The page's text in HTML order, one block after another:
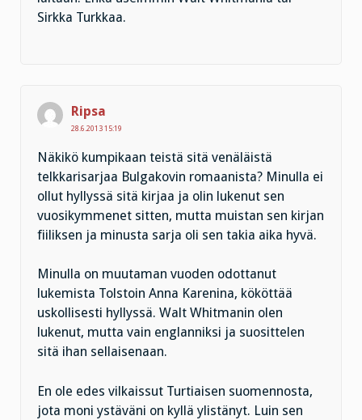
Sirkka Turkkaa.
Ripsa
28.6.2013 15:19
Näkikö kumpikaan teistä sitä venäläistä
telkkarisarjaa Bulgakovin romaanista? Minulla ei
ollut hyllyssä sitä kirjaa ja olin lukenut sen
vuosikymmenet sitten, mutta muistan sen kirjan
fiiliksen ja minusta sarja oli sen takia aika hyvä.
Minulla on muutaman vuoden odottanut
lukemista Tolstoin Anna Karenina, kököttää
uskollisesti hyllyssä. Walt Whitmanin olen
lukenut, mutta vain englanniksi ja suosittelen
sitä ihan sellaisenaan.
En ole edes vilkaissut Turtiaisen suomennosta,
jota moni ystäväni on kyllä ylistänyt. Luin sen